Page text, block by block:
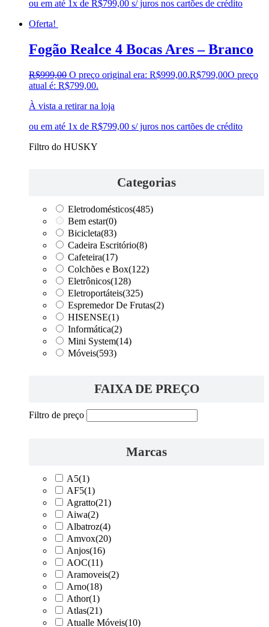
ou em até 1x de R$799,00 s/ juros nos cartões de crédito
Oferta!
Fogão Realce 4 Bocas Ares – Branco
R$999,00 O preço original era: R$999,00.R$799,00O preço
atual é: R$799,00.
À vista a retirar na loja
ou em até 1x de R$799,00 s/ juros nos cartões de crédito
Filtro do HUSKY
Categorias
Eletrodomésticos(485)
Bem estar(0)
Bicicleta(83)
Cadeira Escritório(8)
Cafeteira(17)
Colchões e Box(122)
Eletrônicos(128)
Eletroportáteis(325)
Espremedor De Frutas(2)
HISENSE(1)
Informática(2)
Mini System(14)
Móveis(593)
FAIXA DE PREÇO
Filtro de preço
Marcas
A5(1)
AF5(1)
Agratto(21)
Aiwa(2)
Albatroz(4)
Amvox(20)
Anjos(16)
AOC(11)
Aramoveis(2)
Arno(18)
Athor(1)
Atlas(21)
Atualle Móveis(10)